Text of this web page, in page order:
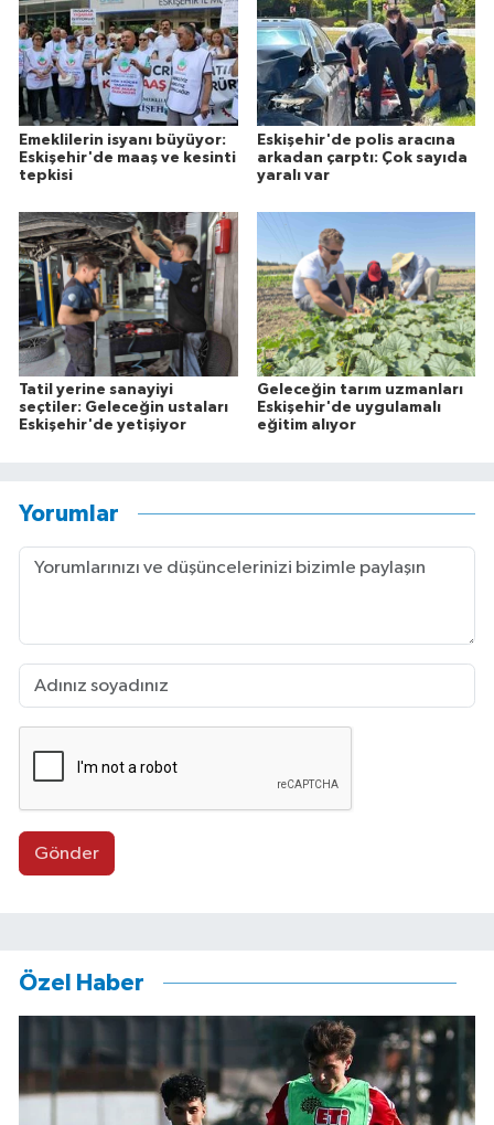
Emeklilerin isyanı büyüyor:
Eskişehir'de maaş ve kesinti
tepkisi
Eskişehir'de polis aracına
arkadan çarptı: Çok sayıda
yaralı var
Tatil yerine sanayiyi
seçtiler: Geleceğin ustaları
Eskişehir'de yetişiyor
Geleceğin tarım uzmanları
Eskişehir'de uygulamalı
eğitim alıyor
Yorumlar
Gönder
Özel Haber